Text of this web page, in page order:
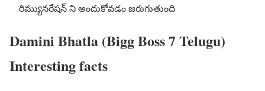
రిమ్యునరేషన్ ని అందుకోవడం జరుగుతుంది
Damini Bhatla (Bigg Boss 7 Telugu)
Interesting facts